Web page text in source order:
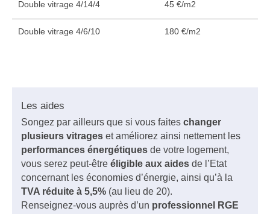
Double vitrage 4/14/4 45 €/m2
Double vitrage 4/6/10 180 €/m2
Les aides
Songez par ailleurs que si vous faites changer
plusieurs vitrages et améliorez ainsi nettement les
performances énergétiques de votre logement,
vous serez peut-être éligible aux aides de l’Etat
concernant les économies d’énergie, ainsi qu’à la
TVA réduite à 5,5% (au lieu de 20).
Renseignez-vous auprès d’un professionnel RGE